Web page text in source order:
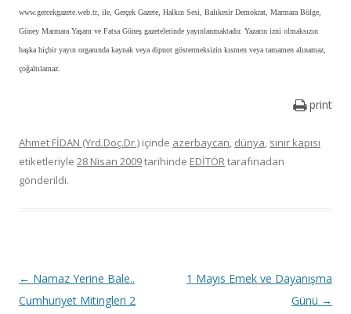
www.gercekgazete.web.tr, ile, Gerçek Gazete, Halkın Sesi, Balıkesir Demokrat, Marmara Bölge,
Güney Marmara Yaşam ve Fatsa Güneş gazetelerinde yayınlanmaktadır. Yazarın izni olmaksızın
başka hiçbir yayın organında kaynak veya dipnot göstermeksizin kısmen veya tamamen alınamaz,
çoğaltılamaz.
print
Ahmet FİDAN (Yrd.Doç.Dr.) içinde azerbaycan, dünya, sınır kapısı
etiketleriyle 28 Nisan 2009tarihinde EDİTÖRtarafınadan
gönderildi.
Y
a
← Namaz Yerine Bale..
Cumhuriyet Mitingleri 2
1 Mayıs Emek ve Dayanışma
Günü →